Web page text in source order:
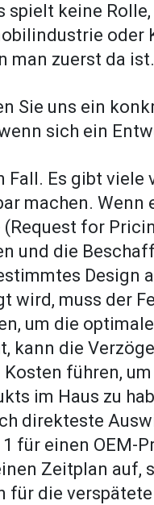
spielt keine
oder
man zuerst da ist.
Sie uns ein
sich ein
Fall. Es gibt viele
machen.
(Request for
und die
Design
wird, muss der
um die
kann die
führen,
im Haus zu
direkteste
für einen OEM-
Zeitplan auf,
für die